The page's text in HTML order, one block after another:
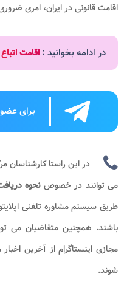
اقامت قانونی در ایران، امری
در ادامه بخوانید : اقامت
برای
در این راستا کارشناسان
می توانند در خصوص نحوه
طریق سیستم مشاوره تلفنی
باشند. همچنین متقاضیان می
مجازی اینستاگرام از آخرین
شوند.